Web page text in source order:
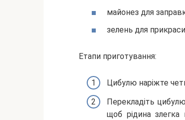
майонез для
зелень для
Етапи приготування:
Цибулю наріжте
Перекладіть
щоб рідина